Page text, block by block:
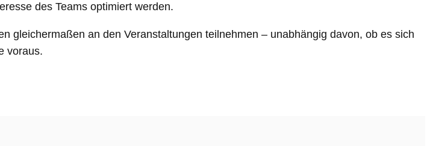
des Teams optimiert werden.
gleichermaßen an den Veranstaltungen teilnehmen – unabhängig davon, ob es sich
voraus.